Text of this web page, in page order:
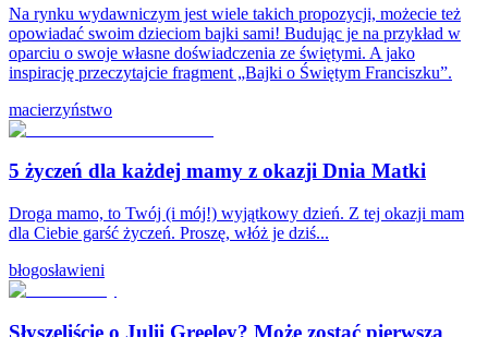
Na rynku wydawniczym jest wiele takich propozycji, możecie też
opowiadać swoim dzieciom bajki sami! Budując je na przykład w
oparciu o swoje własne doświadczenia ze świętymi. A jako
inspirację przeczytajcie fragment „Bajki o Świętym Franciszku”.
macierzyństwo
5 życzeń dla każdej mamy z okazji Dnia Matki
Droga mamo, to Twój (i mój!) wyjątkowy dzień. Z tej okazji mam
dla Ciebie garść życzeń. Proszę, włóż je dziś...
błogosławieni
Słyszeliście o Julii Greeley? Może zostać pierwszą